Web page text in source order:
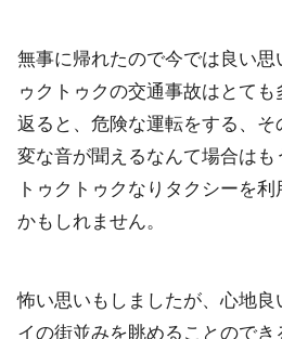
無事に帰れたので今では良い思
ゥクトゥクの交通事故はとても
返ると、危険な運転をする、 そ
変な音が聞えるなんて場合はも
トゥクトゥクなりタクシーを
かもしれません。
怖い思いもしましたが、心地良
イの街並みを眺めることのでき